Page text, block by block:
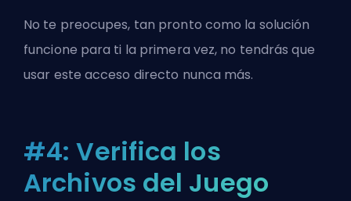
No te preocupes, tan pronto como la solución
funcione para ti la primera vez, no tendrás que
usar este acceso directo nunca más.
#4: Verifica los
Archivos del Juego